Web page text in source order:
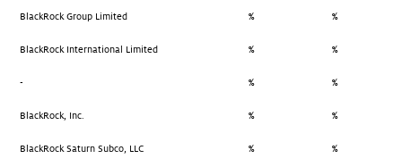
BlackRock Group Limited % %
BlackRock International Limited % %
- % %
BlackRock, Inc. % %
BlackRock Saturn Subco, LLC % %